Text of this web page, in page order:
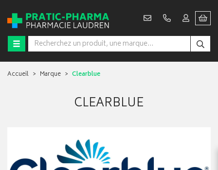
Accueil Marque Clearblue
CLEARBLUE